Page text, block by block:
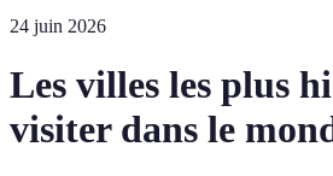
24 juin 2026
Les villes les plus
visiter dans le